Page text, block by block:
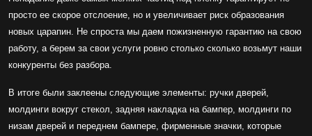
просто ее скорое отслоение, но и увеличивает риск образования
новых царапин. Не спроста мы даем пожизненную гарантию на свою
работу, а берем за свои услуги ровно столько сколько возьмут наши
конкуренты без разбора.
В итоге были заклеены следующие элементы: ручки дверей,
молдинги вокруг стекол, задняя накладка на бампер, молдинги по
низам дверей и переднем бампере, фирменные значки, которые